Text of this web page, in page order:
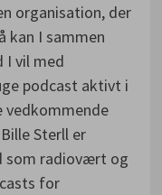
organisation, der
kan I sammen
I vil med
podcast aktivt i
Sterll er
som radiovært og
for